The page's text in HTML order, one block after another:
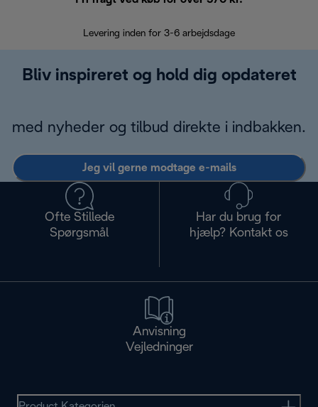
Levering inden for 3-6 arbejdsdage
Bliv inspireret og hold dig opdateret
med nyheder og tilbud direkte i indbakken.
Jeg vil gerne modtage e-mails
Ofte Stillede
Spørgsmål
Har du brug for
hjælp? Kontakt os
Anvisning
Vejledninger